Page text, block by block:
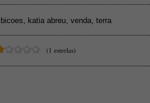
katia abreu venda terra
(1 estrelas)